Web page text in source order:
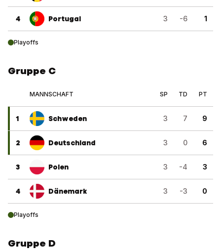
4 Portugal 3 -6 1
Playoffs
Gruppe C
MANNSCHAFT SP TD PT
1 Schweden 3 7 9
2 Deutschland 3 0 6
3 Polen 3 -4 3
4 Dänemark 3 -3 0
Playoffs
Gruppe D